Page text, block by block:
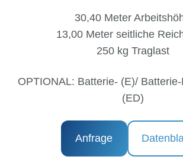
30,40 Meter
13,00 Meter seitliche
250 kg Traglast
OPTIONAL: Batterie- (E)/
(ED)
Anfrage